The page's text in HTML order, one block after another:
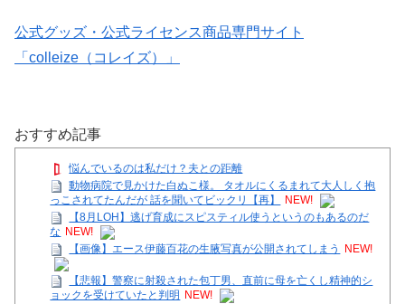
公式グッズ・公式ライセンス商品専門サイト
「colleize（コレイズ）」
おすすめ記事
悩んでいるのは私だけ？夫との距離
動物病院で見かけた白ぬこ様。 タオルにくるまれて大人しく抱
っこされてたんだが 話を聞いてビックリ【再】
NEW!
【8月LOH】逃げ育成にスピスティル使うというのもあるのだ
な NEW!
【画像】エース伊藤百花の生腋写真が公開されてしまう
NEW!
【悲報】警察に射殺された包丁男、直前に母を亡くし精神的シ
ョックを受けていたと判明 NEW!